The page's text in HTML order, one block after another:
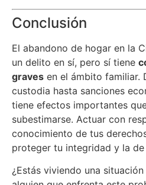
Conclusión
El abandono de hogar en la
un delito en sí, pero sí tiene
graves en el ámbito familiar.
custodia hasta sanciones
tiene efectos importantes
subestimarse. Actuar con
conocimiento de tus
proteger tu integridad y la
¿Estás viviendo una